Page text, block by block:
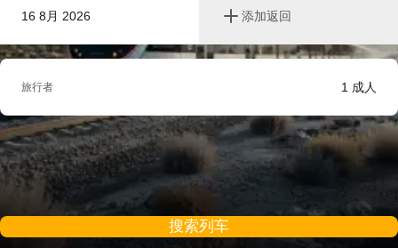
16 8月 2026 添加返回
旅行者 1 成人
搜索列车